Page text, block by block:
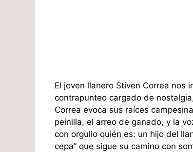
El joven llanero Stiven Correa nos
contrapunteo cargado de
Correa evoca sus raíces
peinilla, el arreo de ganado, y la
con orgullo quién es: un hijo del
cepa” que sigue su camino con